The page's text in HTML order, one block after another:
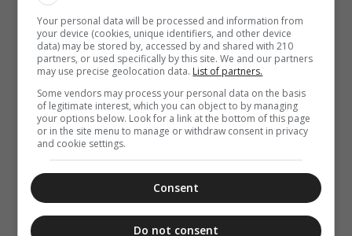
Your personal data will be processed and information from
your device (cookies, unique identifiers, and other device
data) may be stored by, accessed by and shared with 210
partners, or used specifically by this site. We and our partners
may use precise geolocation data. List of partners.
Some vendors may process your personal data on the basis
of legitimate interest, which you can object to by managing
your options below. Look for a link at the bottom of this page
or in the site menu to manage or withdraw consent in privacy
and cookie settings.
Consent
Do not consent